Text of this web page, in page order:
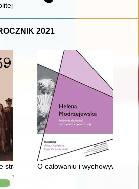
Polskiej : historia i dziedzictwo
2021
straceni O całowaniu i wychowywaniu